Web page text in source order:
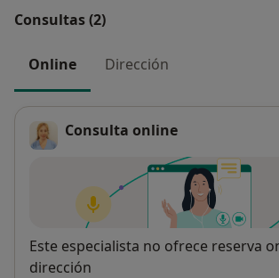
Consultas (2)
Online Dirección
Consulta online
Disponibilidad
Este especialista no ofrece reserva
dirección